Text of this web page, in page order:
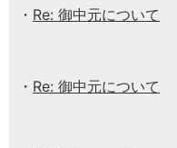
Re: 御中元について
Re: 御中元について